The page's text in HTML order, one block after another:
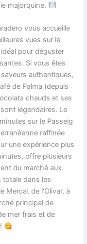
majorquine.
vous accueille
vues sur le
idéal pour déguster
Si vous êtes
authentiques,
de Palma (depuis
chauds et ses
légendaires. Le
sur le Passeig
raffinée
une expérience plus
offre plusieurs
du marché aux
totale dans les
Mercat de l’Olivar, à
principal de
mer frais et de